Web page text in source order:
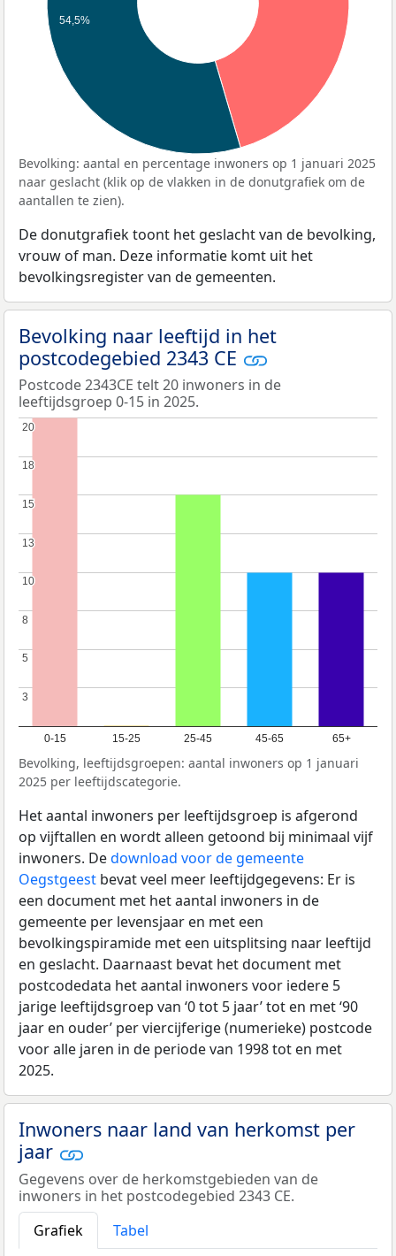
54,5%
Bevolking: aantal en percentage inwoners op 1 januari 2025
naar geslacht (klik op de vlakken in de donutgrafiek om de
aantallen te zien).
De donutgrafiek toont het geslacht van de bevolking,
vrouw of man. Deze informatie komt uit het
bevolkingsregister van de gemeenten.
Bevolking naar leeftijd in het
postcodegebied 2343 CE
Postcode 2343CE telt 20 inwoners in de
leeftijdsgroep 0-15 in 2025.
0-15 15-25 25-45 45-65 65+
3
3
5
5
8
8
10
10
13
13
15
15
18
18
20
20
Bevolking, leeftijdsgroepen: aantal inwoners op 1 januari
2025 per leeftijdscategorie.
Het aantal inwoners per leeftijdsgroep is afgerond
op vijftallen en wordt alleen getoond bij minimaal vijf
inwoners. Dedownload voor de gemeente
Oegstgeest bevat veel meer leeftijdgegevens: Er is
een document met het aantal inwoners in de
gemeente per levensjaar en met een
bevolkingspiramide met een uitsplitsing naar leeftijd
en geslacht. Daarnaast bevat het document met
postcodedata het aantal inwoners voor iedere 5
jarige leeftijdsgroep van ‘0 tot 5 jaar’ tot en met ‘90
jaar en ouder’ per viercijferige (numerieke) postcode
voor alle jaren in de periode van 1998 tot en met
2025.
Inwoners naar land van herkomst per
jaar
Gegevens over de herkomstgebieden van de
inwoners in het postcodegebied 2343 CE.
Grafiek
Tabel